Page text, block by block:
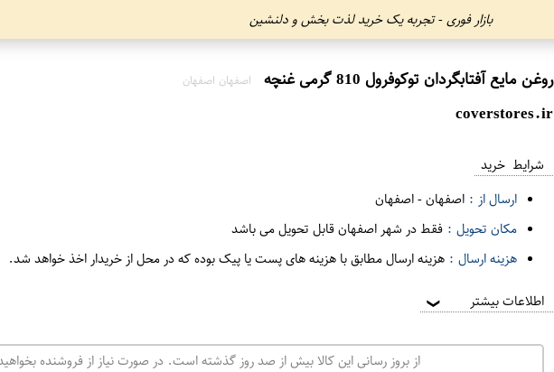
بازار فوری - تجربه یک خرید لذت بخش و دلنشین
روغن مايع آفتابگردان توکوفرول 810 گرمی غنچه اصفهان اصفهان
coverstores.ir
شرایط خرید
ارسال از : اصفهان-اصفهان
مکان تحویل : فقط در شهر اصفهان قابل تحویل می باشد
هزینه ارسال : هزینه ارسال مطابق با هزینه های پست یا پیک بوده که در محل از خریدار اخذ خواهد شد.
اطلاعات بیشتر ❯
از بروز رسانی این کالا بیش از صد روز گذشته است. در صورت نیاز از فروشنده